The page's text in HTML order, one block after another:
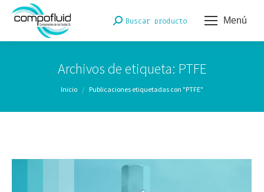
Menú
Buscar:Buscar producto
Archivos de etiqueta: PTFE
Estás aquí:
Inicio Publicaciones etiquetadas con "PTFE"